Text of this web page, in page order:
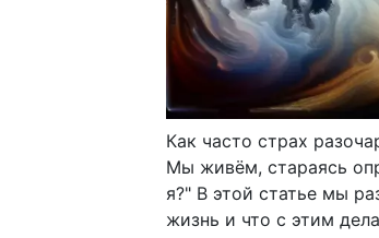
Как часто страх
Мы живём, стараясь
я?" В этой статье мы
жизнь и что с этим